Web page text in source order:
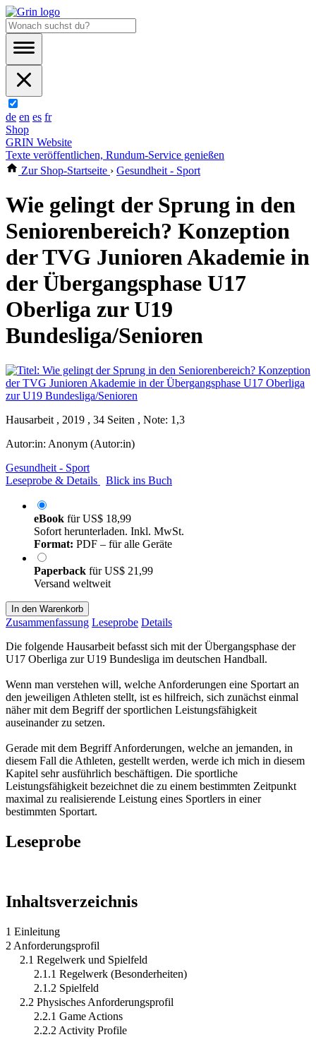
de en es fr
Shop
GRIN Website
Texte veröffentlichen, Rundum-Service genießen
Zur Shop-Startseite › Gesundheit - Sport
Wie gelingt der Sprung in den
Seniorenbereich? Konzeption
der TVG Junioren Akademie in
der Übergangsphase U17
Oberliga zur U19
Bundesliga/Senioren
Hausarbeit , 2019 , 34 Seiten , Note: 1,3
Autor:in: Anonym (Autor:in)
Gesundheit - Sport
Leseprobe & Details
Blick ins Buch
eBook fürUS$ 18,99
Sofort herunterladen. Inkl. MwSt.
Format: PDF – für alle Geräte
Paperback fürUS$ 21,99
Versand weltweit
In den Warenkorb
Zusammenfassung Leseprobe Details
Die folgende Hausarbeit befasst sich mit der Übergangsphase der
U17 Oberliga zur U19 Bundesliga im deutschen Handball.
Wenn man verstehen will, welche Anforderungen eine Sportart an
den jeweiligen Athleten stellt, ist es hilfreich, sich zunächst einmal
näher mit dem Begriff der sportlichen Leistungsfähigkeit
auseinander zu setzen.
Gerade mit dem Begriff Anforderungen, welche an jemanden, in
diesem Fall die Athleten, gestellt werden, werde ich mich in diesem
Kapitel sehr ausführlich beschäftigen. Die sportliche
Leistungsfähigkeit bezeichnet die zu einem bestimmten Zeitpunkt
maximal zu realisierende Leistung eines Sportlers in einer
bestimmten Sportart.
Leseprobe
Inhaltsverzeichnis
1 Einleitung
2 Anforderungsprofil
2.1 Regelwerk und Spielfeld
2.1.1 Regelwerk (Besonderheiten)
2.1.2 Spielfeld
2.2 Physisches Anforderungsprofil
2.2.1 Game Actions
2.2.2 Activity Profile